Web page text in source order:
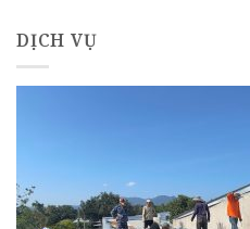
DỊCH VỤ